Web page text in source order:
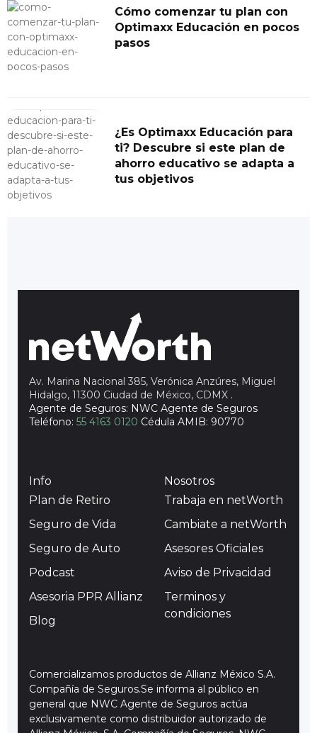
Cómo comenzar tu plan con
Optimaxx Educación en pocos
pasos
¿Es Optimaxx Educación para
ti? Descubre si este plan de
ahorro educativo se adapta a
tus objetivos
Av. Marina Nacional 385, Verónica Anzúres, Miguel
Hidalgo, 11300 Ciudad de México, CDMX .
Agente de Seguros: NWC Agente de Seguros
Teléfono: 55 4163 0120 Cédula AMIB: 90770
Info
Plan de Retiro
Seguro de Vida
Seguro de Auto
Podcast
Asesoria PPR Allianz
Blog
Nosotros
Trabaja en netWorth
Cambiate a netWorth
Asesores Oficiales
Aviso de Privacidad
Terminos y
condiciones
Comercializamos productos de Allianz México S.A.
Compañía de Seguros.Se informa al público en
general que NWC Agente de Seguros actúa
exclusivamente como distribuidor autorizado de